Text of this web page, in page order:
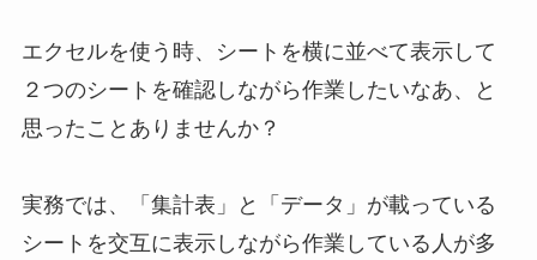
エクセルを使う時、シートを横に並べて表示して
２つのシートを確認しながら作業したいなあ、と
思ったことありませんか？
実務では、「集計表」と「データ」が載っている
シートを交互に表示しながら作業している人が多